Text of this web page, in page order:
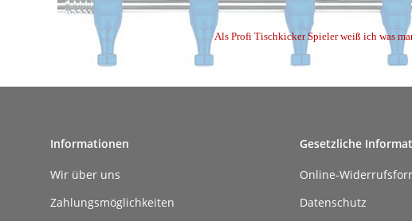
Als Profi Tischkicker Spieler weiß ich was
Informationen
Wir über uns
Zahlungsmöglichkeiten
Gesetzliche
Online-
Datenschutz